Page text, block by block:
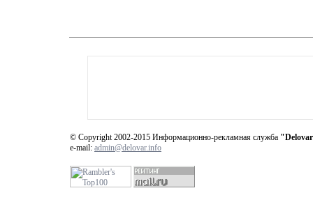
© Copyright 2002-2015 Информационно-рекламная служба
e-mail: admin@delovar.info